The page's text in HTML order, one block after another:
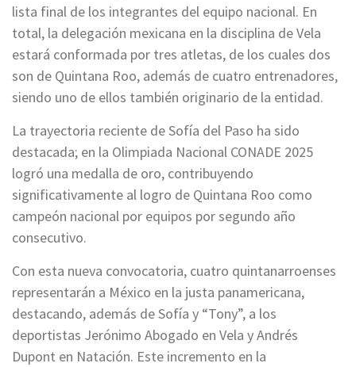
lista final de los integrantes del equipo nacional. En
total, la delegación mexicana en la disciplina de Vela
estará conformada por tres atletas, de los cuales dos
son de Quintana Roo, además de cuatro entrenadores,
siendo uno de ellos también originario de la entidad.
La trayectoria reciente de Sofía del Paso ha sido
destacada; en la Olimpiada Nacional CONADE 2025
logró una medalla de oro, contribuyendo
significativamente al logro de Quintana Roo como
campeón nacional por equipos por segundo año
consecutivo.
Con esta nueva convocatoria, cuatro quintanarroenses
representarán a México en la justa panamericana,
destacando, además de Sofía y “Tony”, a los
deportistas Jerónimo Abogado en Vela y Andrés
Dupont en Natación. Este incremento en la